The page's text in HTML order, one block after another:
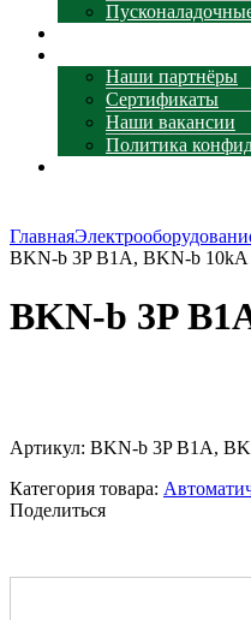
Наши партнёры
Сертификаты
Наши вакансии
Политика
Главная
BKN-b 3P B1A, BKN-b 10kA
BKN-b 3P
Артикул: BKN-b 3P B1A,
Категория товара:
Поделиться